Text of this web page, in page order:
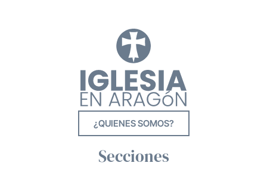
¿QUIENES SOMOS?
Secciones